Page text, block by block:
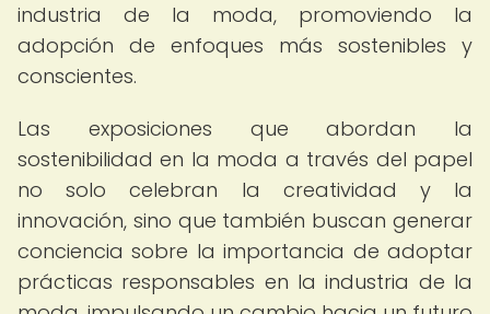
industria de la moda, promoviendo la
adopción de enfoques más sostenibles y
conscientes.
Las exposiciones que abordan la
sostenibilidad en la moda a través del papel
no solo celebran la creatividad y la
innovación, sino que también buscan generar
conciencia sobre la importancia de adoptar
prácticas responsables en la industria de la